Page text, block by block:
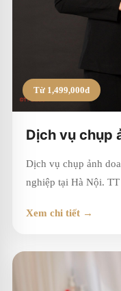
Từ 1,499,000đ
Dịch vụ chụp
Dịch vụ chụp ảnh
nghiệp tại Hà Nội.
Xem chi tiết →